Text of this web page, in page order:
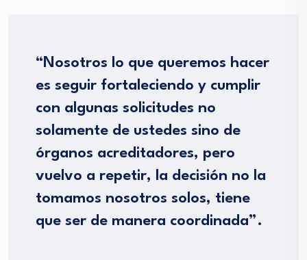
“Nosotros lo que queremos hacer
es seguir fortaleciendo y cumplir
con algunas solicitudes no
solamente de ustedes sino de
órganos acreditadores, pero
vuelvo a repetir, la decisión no la
tomamos nosotros solos, tiene
que ser de manera coordinada”.